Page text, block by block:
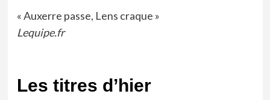
« Auxerre passe, Lens craque »
Lequipe.fr
Les titres d’hier